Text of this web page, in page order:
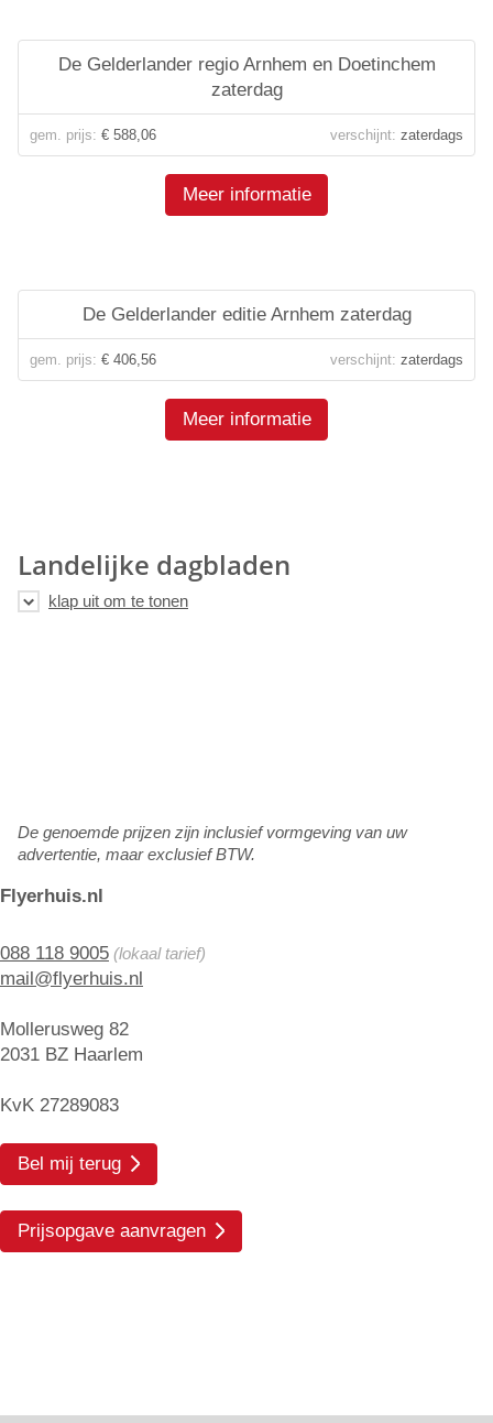
Flyerhuis.nl
088 118 9005 (lokaal tarief)
mail@flyerhuis.nl
Mollerusweg 82
2031 BZ Haarlem
KvK 27289083
Bel mij terug
Prijsopgave aanvragen
De Gelderlander regio Arnhem en Doetinchem
zaterdag
gem. prijs: € 588,06 verschijnt: zaterdags
Meer informatie
De Gelderlander editie Arnhem zaterdag
gem. prijs: € 406,56 verschijnt: zaterdags
Meer informatie
Landelijke dagbladen
De genoemde prijzen zijn inclusief vormgeving van uw
advertentie, maar exclusief BTW.